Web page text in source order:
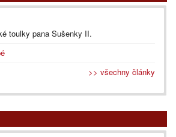
toulky pana Sušenky II.
>> všechny články